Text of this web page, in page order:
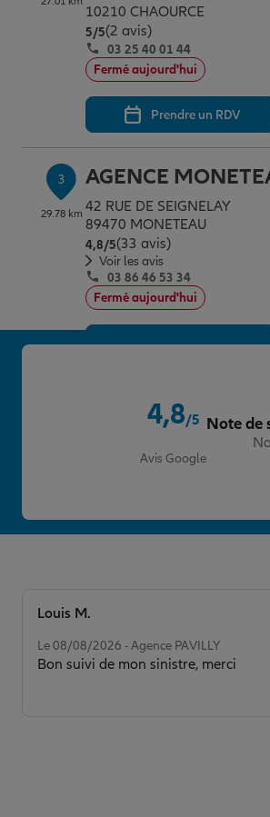
10210 CHAOURCE
5/5Note de 5 sur 5
(2 avis)
03 25 40 01 44
Fermé aujourd'hui
Prendre un RDV
3
29.78 km
AGENCE
42 RUE DE SEIGNELAY
89470 MONETEAU
4,8/5Note de 4.8 sur 5
(33 avis)
Voir les avis
03 86 46 53 34
Fermé aujourd'hui
Prendre un RDV
AGENCE
51 AVENUE JEAN JAURES
89000 AUXERRE
4,8/5
Avis Google
Note de
Le 08/08/2026 - Agence PAVILLY
Bon suivi de mon sinistre, merci
Louis M.